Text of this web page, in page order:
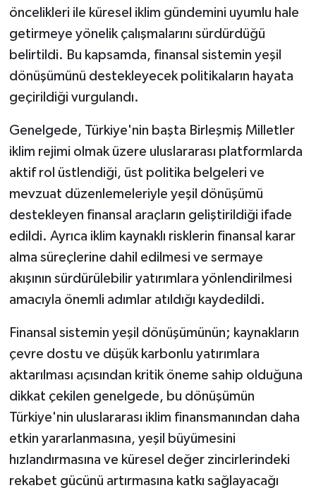
öncelikleri ile küresel iklim gündemini uyumlu hale
getirmeye yönelik çalışmalarını sürdürdüğü
belirtildi. Bu kapsamda, finansal sistemin yeşil
dönüşümünü destekleyecek politikaların hayata
geçirildiği vurgulandı.
Genelgede, Türkiye'nin başta Birleşmiş Milletler
iklim rejimi olmak üzere uluslararası platformlarda
aktif rol üstlendiği, üst politika belgeleri ve
mevzuat düzenlemeleriyle yeşil dönüşümü
destekleyen finansal araçların geliştirildiği ifade
edildi. Ayrıca iklim kaynaklı risklerin finansal karar
alma süreçlerine dahil edilmesi ve sermaye
akışının sürdürülebilir yatırımlara yönlendirilmesi
amacıyla önemli adımlar atıldığı kaydedildi.
Finansal sistemin yeşil dönüşümünün; kaynakların
çevre dostu ve düşük karbonlu yatırımlara
aktarılması açısından kritik öneme sahip olduğuna
dikkat çekilen genelgede, bu dönüşümün
Türkiye'nin uluslararası iklim finansmanından daha
etkin yararlanmasına, yeşil büyümesini
hızlandırmasına ve küresel değer zincirlerindeki
rekabet gücünü artırmasına katkı sağlayacağı